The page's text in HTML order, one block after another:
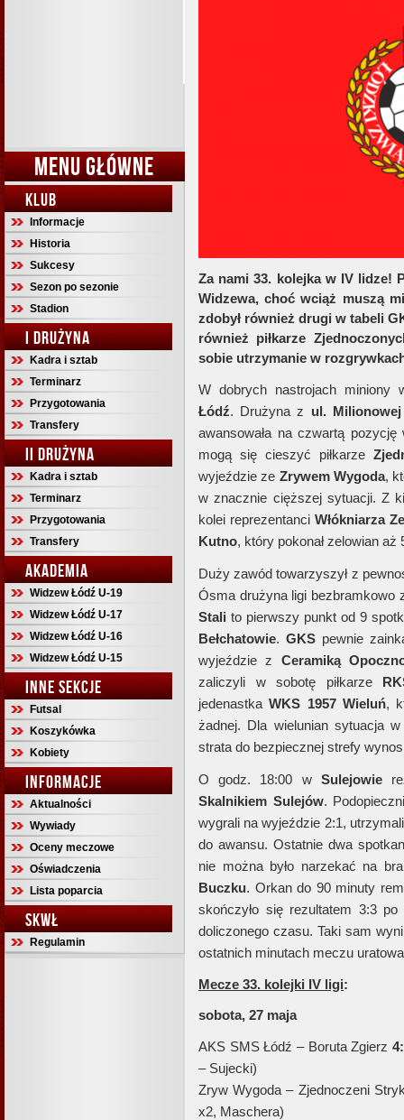
MENU GŁÓWNE
KLUB
Informacje
Historia
Sukcesy
Sezon po sezonie
Stadion
I DRUŻYNA
Kadra i sztab
Terminarz
Przygotowania
Transfery
II DRUŻYNA
Kadra i sztab
Terminarz
Przygotowania
Transfery
AKADEMIA
Widzew Łódź U-19
Widzew Łódź U-17
Widzew Łódź U-16
Widzew Łódź U-15
INNE SEKCJE
Futsal
Koszykówka
Kobiety
INFORMACJE
Aktualności
Wywiady
Oceny meczowe
Oświadczenia
Lista poparcia
SKWŁ
Regulamin
Za nami 33. kolejka w IV lidze!
Widzewa, choć wciąż muszą
zdobył również drugi w tabeli
również piłkarze
sobie utrzymanie w
W dobrych nastrojach miniony
Łódź. Drużyna z ul. Milionowej
awansowała na czwartą
mogą się cieszyć piłkarze
wyjeździe ze Zrywem Wygoda,
w znacznie cięższej sytuacji. Z
kolei reprezentanciWłókniarza
Kutno, który pokonał zelowian aż
Duży zawód towarzyszył z
Ósma drużyna ligi bezbramkowo
Stali to pierwszy punkt od 9
Bełchatowie. GKS pewnie
wyjeździe z Ceramiką
zaliczyli w sobotę piłkarze
jedenastkaWKS 1957 Wieluń,
żadnej. Dla wielunian sytuacja
strata do bezpiecznej strefy
O godz. 18:00 w Sulejowie
Skalnikiem Sulejów.
wygrali na wyjeździe 2:1,
do awansu. Ostatnie dwa
nie można było narzekać na
Buczku. Orkan do 90 minuty
skończyło się rezultatem 3:3
doliczonego czasu. Taki sam
ostatnich minutach meczu
Mecze 33. kolejki IV ligi:
sobota, 27 maja
AKS SMS Łódź – Boruta Zgierz
– Sujecki)
Zryw Wygoda – Zjednoczeni
x2, Maschera)